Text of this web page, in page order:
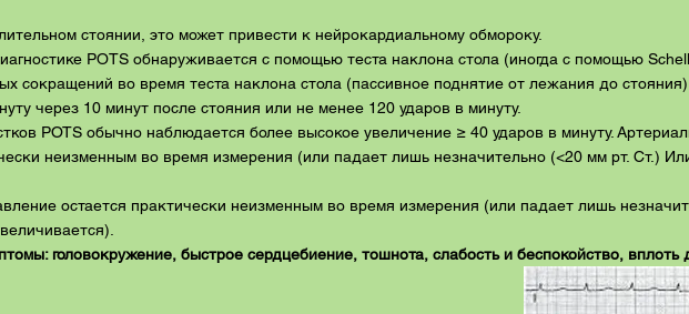
стоянии, это может привести к нейрокардиальному обмороку.
PОTS обнаруживается с помощью теста наклона стола (иногда с помощью
сокращений во время теста наклона стола (пассивное поднятие от лежания до
через 10 минут после стояния или не менее 120 ударов в минуту.
POTS обычно наблюдается более высокое увеличение ≥ 40 ударов в минуту.
неизменным во время измерения (или падает лишь незначительно (<20 мм рт. Ст.)
остается практически неизменным во время измерения (или падает лишь
головокружение, быстрое сердцебиение, тошнота, слабость и беспокойство, вплоть